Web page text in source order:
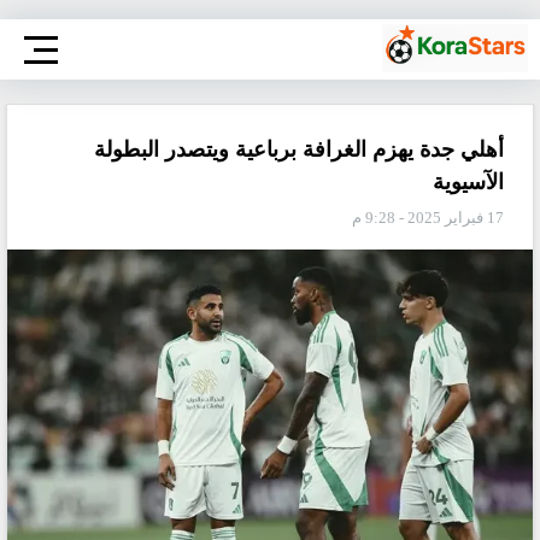
أهلي جدة يهزم الغرافة برباعية ويتصدر البطولة
الآسيوية
17 فبراير 2025 - 9:28 م